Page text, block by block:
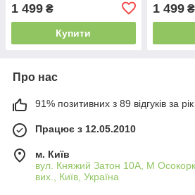
1 499 ₴
Купити
1 499₴
Про нас
91% позитивних з 89 відгуків за рік
Працює з 12.05.2010
м. Київ
вул. Княжий Затон 10А, М
вих., Київ, Україна